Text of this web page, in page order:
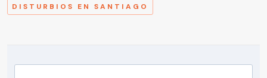
DISTURBIOS EN SANTIAGO